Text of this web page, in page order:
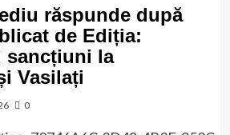
răspunde după
de Ediția:
sancțiuni la
Vasilați
0